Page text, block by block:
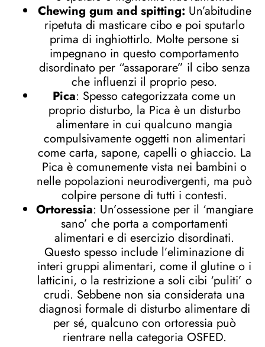
Chewing gum and spitting: Un’abitudine
ripetuta di masticare cibo e poi sputarlo
prima di inghiottirlo. Molte persone si
impegnano in questo comportamento
disordinato per “assaporare” il cibo senza
che influenzi il proprio peso.
Pica: Spesso categorizzata come un
proprio disturbo, la Pica è un disturbo
alimentare in cui qualcuno mangia
compulsivamente oggetti non alimentari
come carta, sapone, capelli o ghiaccio. La
Pica è comunemente vista nei bambini o
nelle popolazioni neurodivergenti, ma può
colpire persone di tutti i contesti.
Ortoressia: Un’ossessione per il ‘mangiare
sano’ che porta a comportamenti
alimentari e di esercizio disordinati.
Questo spesso include l’eliminazione di
interi gruppi alimentari, come il glutine o i
latticini, o la restrizione a soli cibi ‘puliti’ o
crudi. Sebbene non sia considerata una
diagnosi formale di disturbo alimentare di
per sé, qualcuno con ortoressia può
rientrare nella categoria OSFED.